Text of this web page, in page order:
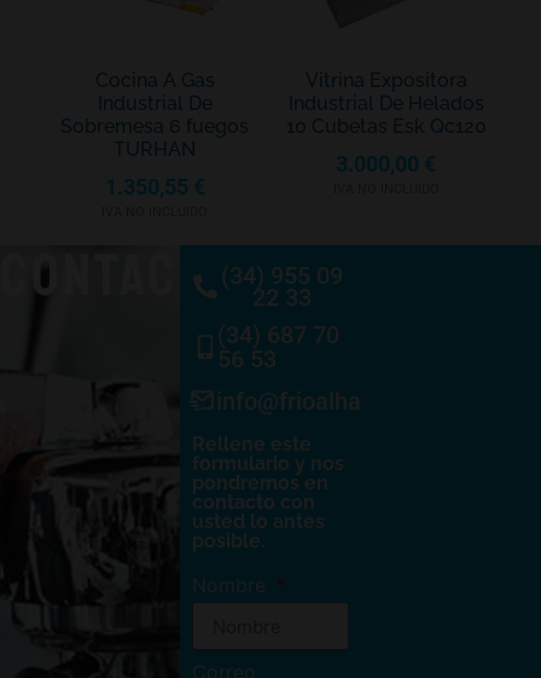
Cocina A Gas
Industrial De
Sobremesa 6 fuegos
TURHAN
1.350,55 €
Vitrina Expositora
Industrial De Helados
10 Cubetas Esk Qc120
3.000,00 €
CONTACTO(34) 955 09
22 33
(34) 687 70
56 53
info@frioalhambra.com
Rellene este
formulario y nos
pondremos en
contacto con
usted lo antes
posible.
Nombre
Correo